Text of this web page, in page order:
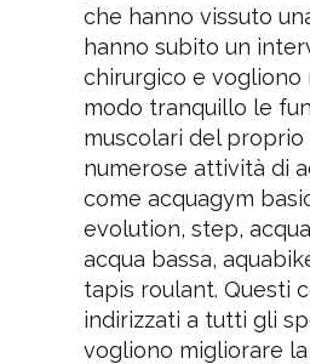
che hanno vissuto
hanno subito un
chirurgico e vogliono
modo tranquillo le
muscolari del proprio
numerose attività di
come acquagym
evolution, step,
acqua bassa,
tapis roulant. Questi
indirizzati a tutti gli
vogliono migliorare